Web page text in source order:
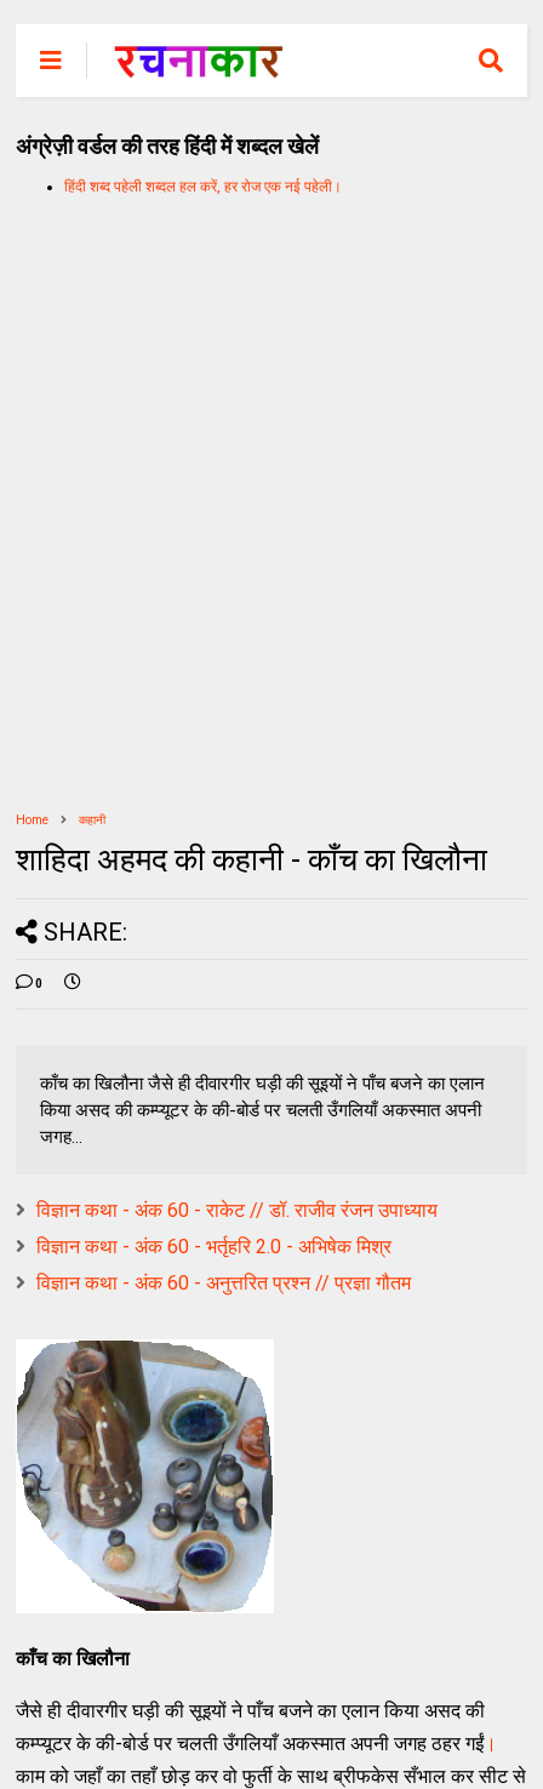
अंग्रेज़ी वर्डल की तरह हिंदी में शब्दल खेलें
हिंदी शब्द पहेली शब्दल हल करें, हर रोज एक नई पहेली।
Home कहानी
शाहिदा अहमद की कहानी - काँच का खिलौना
SHARE:
0
काँच का खिलौना जैसे ही दीवारगीर घड़ी की सूइयों ने पाँच बजने का एलान
किया असद की कम्‍प्‍यूटर के की-बोर्ड पर चलती उँगलियाँ अकस्‍मात अपनी
जगह...
विज्ञान कथा - अंक 60 - राकेट // डॉ. राजीव रंजन उपाध्याय
विज्ञान कथा - अंक 60 - भर्तृहरि 2.0 - अभिषेक मिश्र
विज्ञान कथा - अंक 60 - अनुत्तरित प्रश्न // प्रज्ञा गौतम
काँच का खिलौना
जैसे ही दीवारगीर घड़ी की सूइयों ने पाँच बजने का एलान किया असद की
कम्‍प्‍यूटर के की-बोर्ड पर चलती उँगलियाँ अकस्‍मात अपनी जगह ठहर गईं।
काम को जहाँ का तहाँ छोड़ कर वो फुर्ती के साथ ब्रीफकेस सँभाल कर सीट से